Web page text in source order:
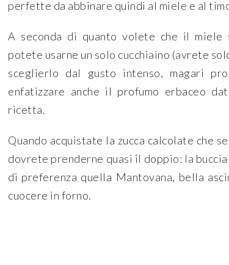
perfette da abbinare quindi al miele e al
A seconda di quanto volete che il miele
potete usarne un solo cucchiaino (avrete
sceglierlo dal gusto intenso, magari
enfatizzare anche il profumo erbaceo
ricetta.
Quando acquistate la zucca calcolate che
dovrete prenderne quasi il doppio: la
di preferenza quella Mantovana, bella
cuocere in forno.